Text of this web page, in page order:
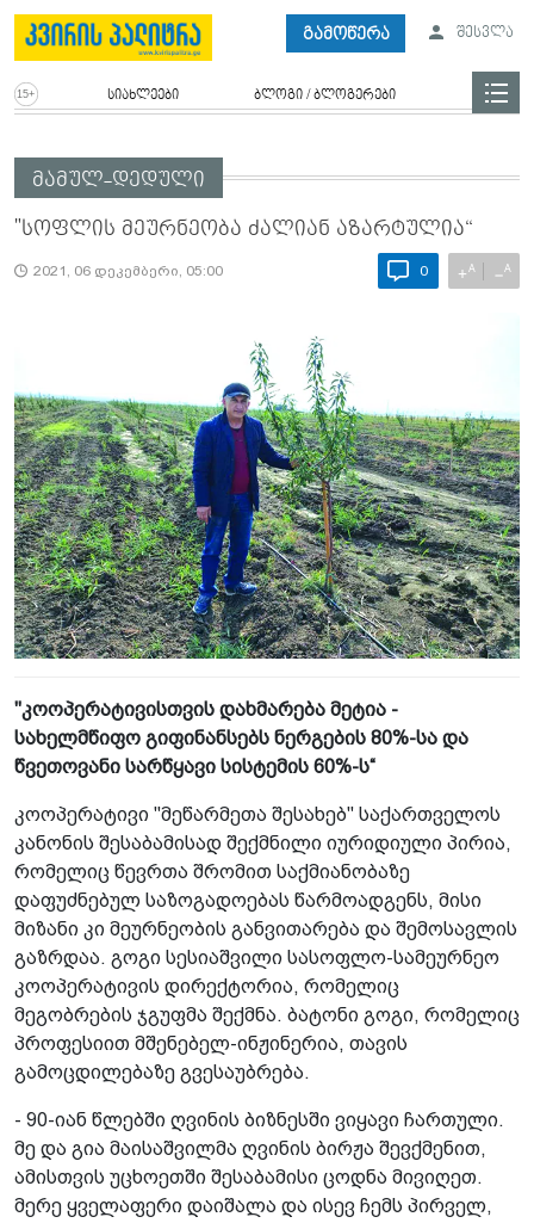
გამოწერა შესვლა
სიახლეები ბლოგი / ბლოგერები
მამულ-დედული
"სოფლის მეურნეობა ძალიან აზარტულია“
2021, 06 დეკემბერი, 05:00 0 +A −A
"კოოპერატივისთვის დახმარება მეტია -
სახელმწიფო გიფინანსებს ნერგების 80%-სა და
წვეთოვანი სარწყავი სისტემის 60%-ს“
კოოპერატივი "მეწარმეთა შესახებ" საქართველოს
კანონის შესაბამისად შექმნილი იურიდიული პირია,
რომელიც წევრთა შრომით საქმიანობაზე
დაფუძნებულ საზოგადოებას წარმოადგენს, მისი
მიზანი კი მეურნეობის განვითარება და შემოსავლის
გაზრდაა. გოგი სესიაშვილი სასოფლო-სამეურნეო
კოოპერატივის დირექტორია, რომელიც
მეგობრების ჯგუფმა შექმნა. ბატონი გოგი, რომელიც
პროფესიით მშენებელ-ინჟინერია, თავის
გამოცდილებაზე გვესაუბრება.
- 90-იან წლებში ღვინის ბიზნესში ვიყავი ჩართული.
მე და გია მაისაშვილმა ღვინის ბირჟა შევქმენით,
ამისთვის უცხოეთში შესაბამისი ცოდნა მივიღეთ.
მერე ყველაფერი დაიშალა და ისევ ჩემს პირველ,